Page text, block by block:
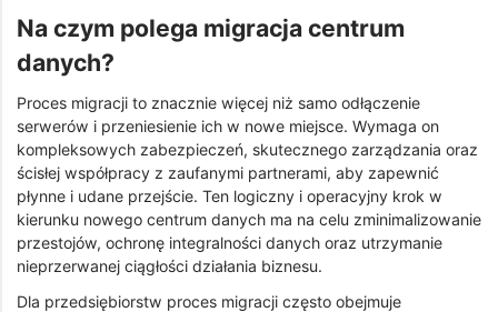
Na czym polega migracja centrum
danych?
Proces migracji to znacznie więcej niż samo odłączenie
serwerów i przeniesienie ich w nowe miejsce. Wymaga on
kompleksowych zabezpieczeń, skutecznego zarządzania oraz
ścisłej współpracy z zaufanymi partnerami, aby zapewnić
płynne i udane przejście. Ten logiczny i operacyjny krok w
kierunku nowego centrum danych ma na celu zminimalizowanie
przestojów, ochronę integralności danych oraz utrzymanie
nieprzerwanej ciągłości działania biznesu.
Dla przedsiębiorstw proces migracji często obejmuje